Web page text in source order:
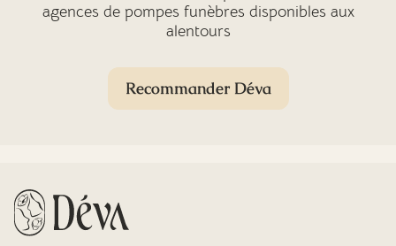
agences de pompes funèbres disponibles aux
alentours
Recommander Déva